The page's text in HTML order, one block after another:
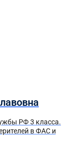
РФ 3 класса.
в ФАС и